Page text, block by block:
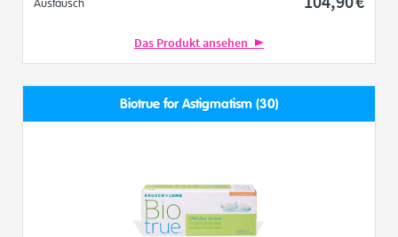
Austausch
Das Produkt ansehen
Biotrue for Astigmatism (30)